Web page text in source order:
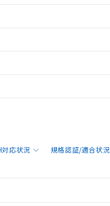
応状況 規格認証/適合状況